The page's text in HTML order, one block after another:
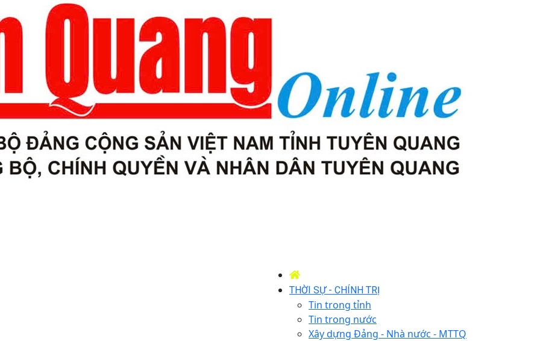
THỜI SỰ - CHÍNH TRỊ
Tin trong tỉnh
Tin trong nước
Xây dựng Đảng - Nhà nước - MTTQ